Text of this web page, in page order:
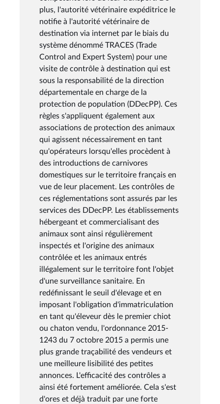
plus, l'autorité vétérinaire expéditrice le
notifie à l'autorité vétérinaire de
destination via internet par le biais du
système dénommé TRACES (Trade
Control and Expert System) pour une
visite de contrôle à destination qui est
sous la responsabilité de la direction
départementale en charge de la
protection de population (DDecPP). Ces
règles s'appliquent également aux
associations de protection des animaux
qui agissent nécessairement en tant
qu'opérateurs lorsqu'elles procèdent à
des introductions de carnivores
domestiques sur le territoire français en
vue de leur placement. Les contrôles de
ces réglementations sont assurés par les
services des DDecPP. Les établissements
hébergeant et commercialisant des
animaux sont ainsi régulièrement
inspectés et l'origine des animaux
contrôlée et les animaux entrés
illégalement sur le territoire font l'objet
d'une surveillance sanitaire. En
redéfinissant le seuil d'élevage et en
imposant l'obligation d'immatriculation
en tant qu'éleveur dès le premier chiot
ou chaton vendu, l'ordonnance 2015-
1243 du 7 octobre 2015 a permis une
plus grande traçabilité des vendeurs et
une meilleure lisibilité des petites
annonces. L'efficacité des contrôles a
ainsi été fortement améliorée. Cela s'est
d'ores et déjà traduit par une forte